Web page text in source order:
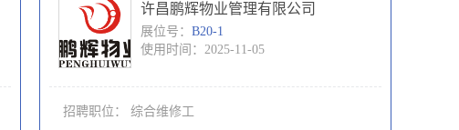
许昌鹏辉物业管理有限公司
展位号： B20-1
使用时间：2025-11-05
招聘职位： 综合维修工